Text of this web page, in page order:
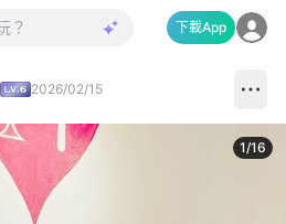
下載App
2026/02/15
1/16